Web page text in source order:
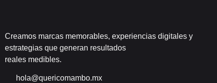
Creamos marcas memorables, experiencias digitales y
estrategias que generan resultados
reales medibles.
hola@quericomambo.mx